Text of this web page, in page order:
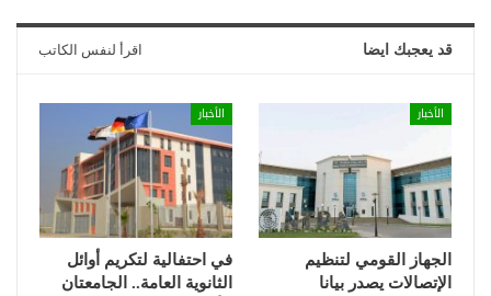
قد يعجبك ايضا اقرأ لنفس الكاتب
الأخبار
الجهاز القومي لتنظيم
الإتصالات يصدر بيانا
الأخبار
في احتفالية لتكريم أوائل
الثانوية العامة.. الجامعتان